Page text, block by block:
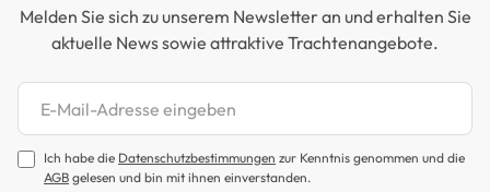
Melden Sie sich zu unserem Newsletter an und erhalten Sie
aktuelle News sowie attraktive Trachtenangebote.
Newsletter abonnieren
Ich habe die Datenschutzbestimmungen zur Kenntnis genommen und die
AGB gelesen und bin mit ihnen einverstanden.